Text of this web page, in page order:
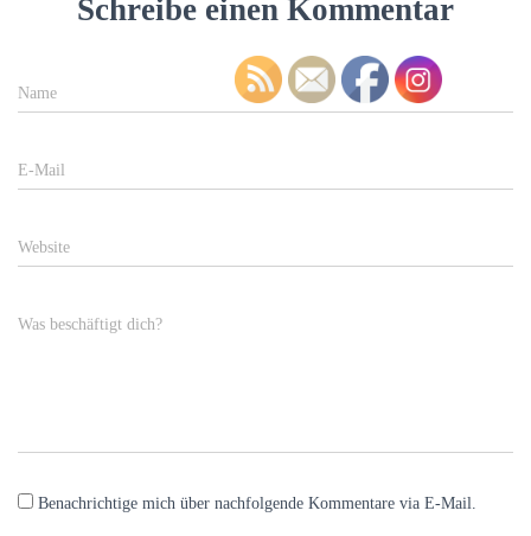
Schreibe einen Kommentar
Name
E-Mail
Website
Was beschäftigt dich?
Benachrichtige mich über nachfolgende Kommentare via E-Mail.